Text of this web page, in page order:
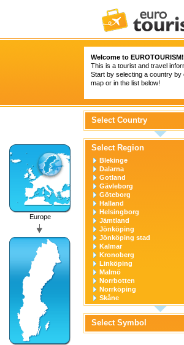
Welcome to EUROTOURISM!
This is a tourist and travel
Start by selecting a country by
map or in the list below!
Europe
Select Country
Select Region
Blekinge
Dalarna
Gotland
Gävleborg
Göteborg
Halland
Helsingborg
Jämtland
Jönköping
Jönköping stad
Kalmar
Kronoberg
Linköping
Malmö
Norrbotten
Norrköping
Skåne
Stockholm
Stockholm stad
Södermanland
Uppsala
Select Symbol